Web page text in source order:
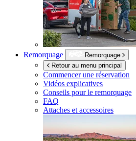
Remorquage
Remorquage
Retour au menu principal
Commencer une réservation
Vidéos explicatives
Conseils pour le remorquage
FAQ
Attaches et accessoires